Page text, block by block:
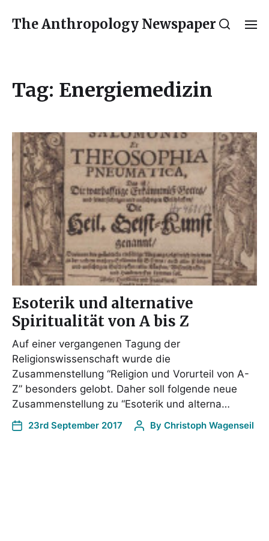
The Anthropology Newspaper
Tag: Energiemedizin
Esoterik und alternative
Spiritualität von A bis Z
Auf einer vergangenen Tagung der
Religionswissenschaft wurde die
Zusammenstellung “Religion und Vorurteil von A-
Z” besonders gelobt. Daher soll folgende neue
Zusammenstellung zu “Esoterik und alterna…
23rd September 2017 By Christoph Wagenseil